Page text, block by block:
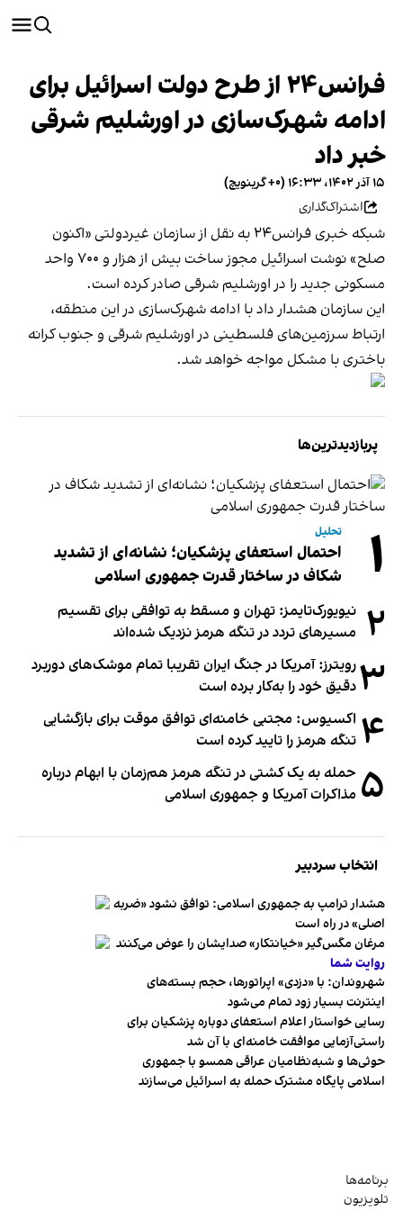
فرانس‌۲۴ از طرح دولت اسرائیل برای
ادامه شهرک‌سازی در اورشلیم شرقی
خبر داد
۱۵ آذر ۱۴۰۲، ۱۶:۳۳ (‎+۰ گرینویچ)
اشتراک‌گذاری
شبکه خبری فرانس۲۴ به نقل از سازمان غیردولتی «اکنون
صلح» نوشت اسرائیل مجوز ساخت بیش از هزار و ۷۰۰ واحد
مسکونی جدید را در اورشلیم شرقی صادر کرده است.
این سازمان هشدار داد با ادامه شهرک‌سازی در این منطقه،
ارتباط سرزمین‌های فلسطینی در اورشلیم شرقی و جنوب کرانه
باختری با مشکل مواجه خواهد شد.
پربازدیدترین‌ها
۱ تحلیل
احتمال استعفای پزشکیان؛ نشانه‌ای از تشدید
شکاف در ساختار قدرت جمهوری اسلامی
۲ نیویورک‌تایمز: تهران و مسقط به توافقی برای تقسیم
مسیرهای تردد در تنگه هرمز نزدیک شده‌اند
۳رویترز: آمریکا در جنگ ایران تقریبا تمام موشک‌های دوربرد
دقیق خود را به‌کار برده است
۴ اکسیوس: مجتبی خامنه‌ای توافق موقت برای بازگشایی
تنگه هرمز را تایید کرده است
۵ حمله به یک کشتی در تنگه هرمز هم‌زمان با ابهام درباره
مذاکرات آمریکا و جمهوری اسلامی
انتخاب سردبیر
هشدار ترامپ به جمهوری اسلامی: توافق نشود «ضربه
اصلی» در راه است
مرغان مگس‌گیر «خیانتکار» صدایشان را عوض می‌کنند
روایت شما
شهروندان:‌ با «دزدی» اپراتورها، حجم بسته‌های
اینترنت بسیار زود تمام می‌شود
رسایی خواستار اعلام استعفای دوباره پزشکیان برای
راستی‌آزمایی موافقت خامنه‌ای با آن شد
حوثی‌ها و شبه‌نظامیان عراقی همسو با جمهوری
اسلامی پایگاه مشترک حمله به اسرائیل می‌سازند
برنامه‌ها
تلویزیون